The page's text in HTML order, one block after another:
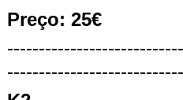
Preço: 25€